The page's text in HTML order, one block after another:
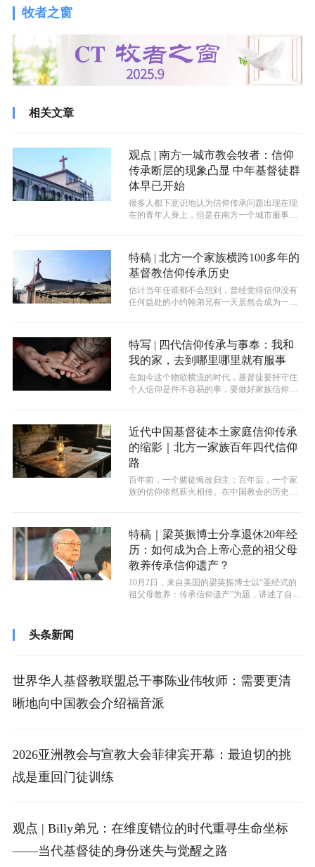
牧者之窗
相关文章
观点 | 南方一城市教会牧者：信仰
传承断层的现象凸显 中年基督徒群
体早已开始
很多人都下意识地认为信仰传承问题出现在现
在的青年人身上，但是在南方一个城市服事的
特稿 | 北方一个家族横跨100多年的
基督教信仰传承历史
估计当年任谁都不会想到，曾经觉得信仰没有
任何益处的小约翰弟兄有一天居然会成为一名
特写 | 四代信仰传承与事奉：我和
我的家，去到哪里哪里就有服事
在如今这个物欲横流的时代，基督徒要持守住
个人信仰是件不容易的事，要做好家族信仰的
近代中国基督徒本土家庭信仰传承
的缩影｜北方一家族百年四代信仰
路
百年前，一个赌徒悔改归主；百年后，一个家
族的信仰依然薪火相传。在中国教会的历史长
特稿｜梁英振博士分享退休20年经
历：如何成为合上帝心意的祖父母
教养传承信仰遗产？
10月2日，来自美国的梁英振博士以“圣经式的
祖父母教养：传承信仰遗产”为题，讲述了自己
头条新闻
世界华人基督教联盟总干事陈业伟牧师：需要更清
晰地向中国教会介绍福音派
2026亚洲教会与宣教大会菲律宾开幕：最迫切的挑
战是重回门徒训练
观点 | Billy弟兄：在维度错位的时代重寻生命坐标
——当代基督徒的身份迷失与觉醒之路